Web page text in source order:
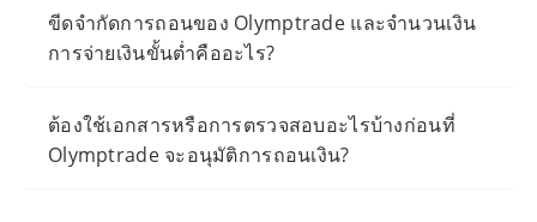
ขีดจำกัดการถอนของ Olymptrade และจำนวนเงิน
การจ่ายเงินขั้นต่ำคืออะไร?
ต้องใช้เอกสารหรือการตรวจสอบอะไรบ้างก่อนที่
Olymptrade จะอนุมัติการถอนเงิน?